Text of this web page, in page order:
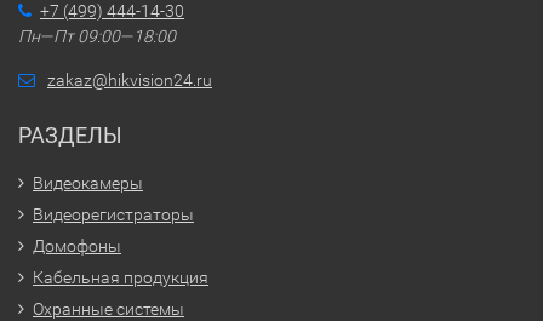
+7 (499) 444-14-30
Пн—Пт 09:00—18:00
zakaz@hikvision24.ru
РАЗДЕЛЫ
Видеокамеры
Видеорегистраторы
Домофоны
Кабельная продукция
Охранные системы